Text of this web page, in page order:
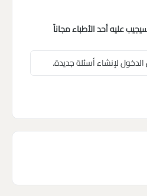
عليه أحد الأطباء مجاناً
لإنشاء أسئلة جديدة.